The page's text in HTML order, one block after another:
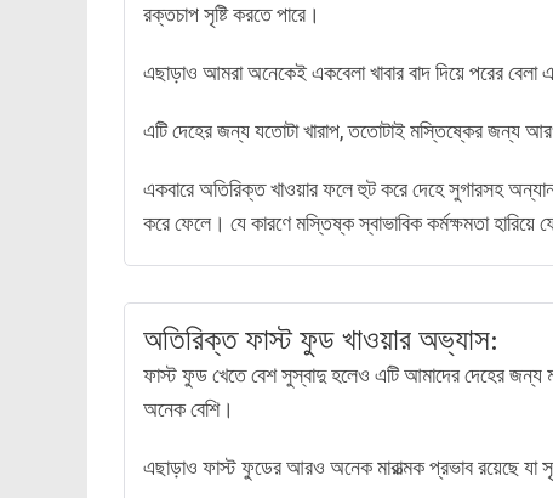
রক্তচাপ সৃষ্টি করতে পারে।
এছাড়াও আমরা অনেকেই একবেলা খাবার বাদ দিয়ে পরের
এটি দেহের জন্য যতোটা খারাপ, ততোটাই মস্তিষ্কের জন্য আরও
একবারে অতিরিক্ত খাওয়ার ফলে হুট করে দেহে সুগারসহ
করে ফেলে। যে কারণে মস্তিষ্ক স্বাভাবিক কর্মক্ষমতা হারিয়ে
অতিরিক্ত ফাস্ট ফুড খাওয়ার অভ্যাস:
ফাস্ট ফুড খেতে বেশ সুস্বাদু হলেও এটি আমাদের দেহের জন্য
অনেক বেশি।
এছাড়াও ফাস্ট ফুডের আরও অনেক মারাত্মক প্রভাব রয়েছে যা